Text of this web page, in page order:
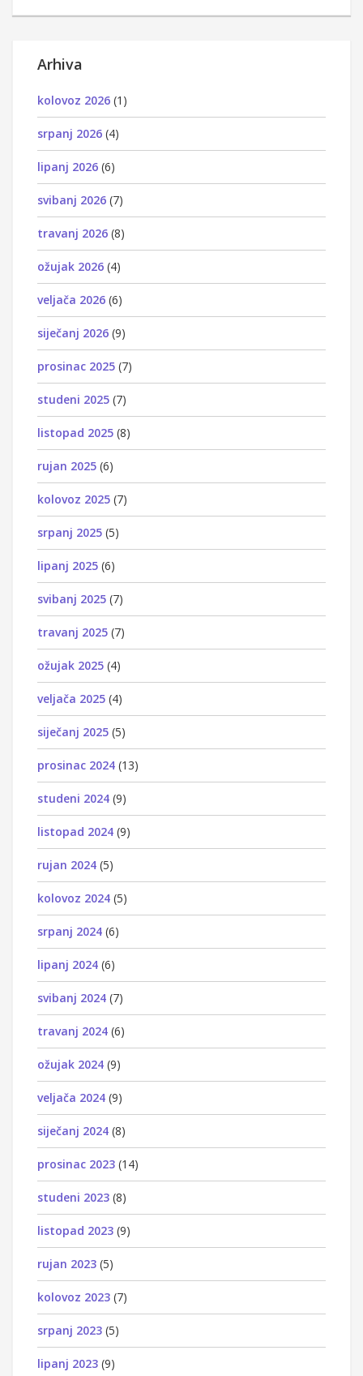
Arhiva
kolovoz 2026 (1)
srpanj 2026 (4)
lipanj 2026 (6)
svibanj 2026 (7)
travanj 2026 (8)
ožujak 2026 (4)
veljača 2026 (6)
siječanj 2026 (9)
prosinac 2025 (7)
studeni 2025 (7)
listopad 2025 (8)
rujan 2025 (6)
kolovoz 2025 (7)
srpanj 2025 (5)
lipanj 2025 (6)
svibanj 2025 (7)
travanj 2025 (7)
ožujak 2025 (4)
veljača 2025 (4)
siječanj 2025 (5)
prosinac 2024 (13)
studeni 2024 (9)
listopad 2024 (9)
rujan 2024 (5)
kolovoz 2024 (5)
srpanj 2024 (6)
lipanj 2024 (6)
svibanj 2024 (7)
travanj 2024 (6)
ožujak 2024 (9)
veljača 2024 (9)
siječanj 2024 (8)
prosinac 2023 (14)
studeni 2023 (8)
listopad 2023 (9)
rujan 2023 (5)
kolovoz 2023 (7)
srpanj 2023 (5)
lipanj 2023 (9)